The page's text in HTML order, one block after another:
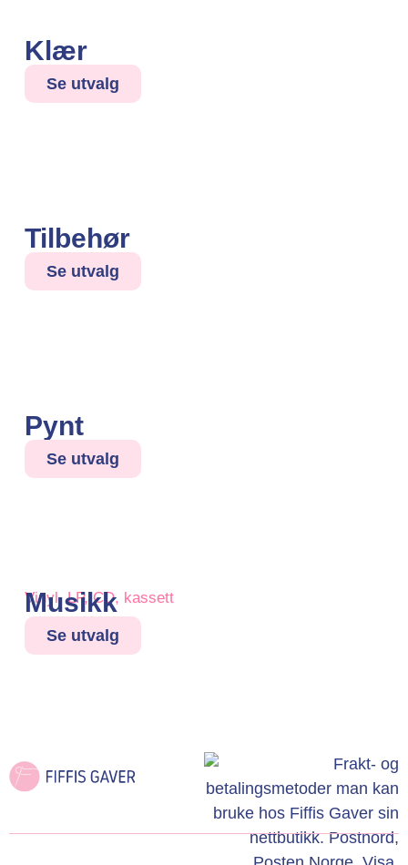
Klær
Se utvalg
Tilbehør
Se utvalg
Pynt
Se utvalg
Vinyl, LP, CD, kassett
Musikk
Se utvalg